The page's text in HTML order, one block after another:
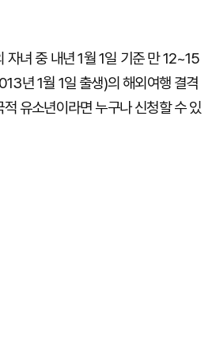
자녀 중 내년 1월 1일 기준 만 12~15
년 1월 1일 출생)의 해외여행 결격
유소년이라면 누구나 신청할 수 있